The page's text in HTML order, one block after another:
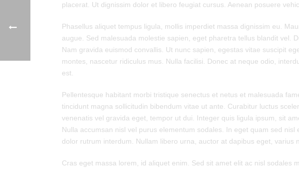
placerat. Ut dignissim dolor et libero feugiat cursus. Aenean posuere
Phasellus aliquet tempus ligula, mollis imperdiet massa dignissim eu.
augue. Sed malesuada molestie sapien, eget pharetra tellus blandit vel.
Nam gravida euismod convallis. Ut nunc sapien, egestas vitae suscipit
montes, nascetur ridiculus mus. Nulla facilisi. Donec at neque odio,
est.
Pellentesque habitant morbi tristique senectus et netus et malesuada
tincidunt magna sollicitudin bibendum vitae ut ante. Curabitur luctus
venenatis vel gravida eget, tempor ut dui. Integer quis ligula ipsum, sit
Nulla accumsan nisl vel purus elementum sodales. In eget quam sed
dolor rutrum interdum. Nullam libero urna, auctor at dapibus eget, varius
Cras eget massa lorem, id aliquet enim. Sed sit amet elit ac nisl